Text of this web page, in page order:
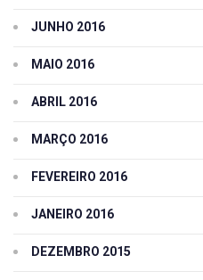
JUNHO 2016
MAIO 2016
ABRIL 2016
MARÇO 2016
FEVEREIRO 2016
JANEIRO 2016
DEZEMBRO 2015